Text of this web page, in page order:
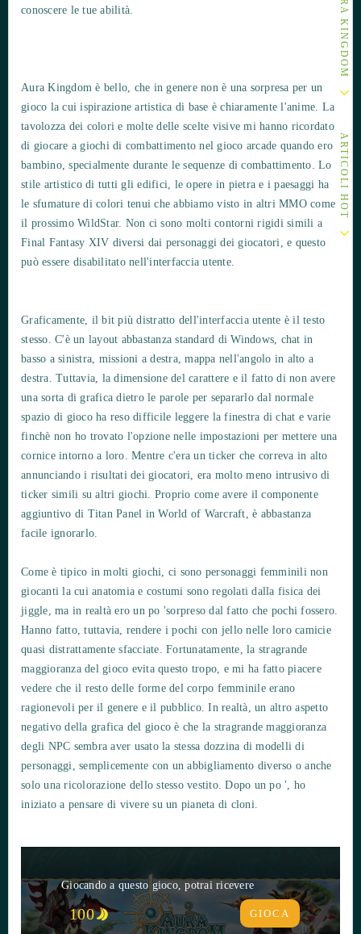
ARTICOLI HOT
conoscere le tue abilità.
Aura Kingdom è bello, che in genere non è una sorpresa per un
gioco la cui ispirazione artistica di base è chiaramente l'anime. La
tavolozza dei colori e molte delle scelte visive mi hanno ricordato
di giocare a giochi di combattimento nel gioco arcade quando ero
bambino, specialmente durante le sequenze di combattimento. Lo
stile artistico di tutti gli edifici, le opere in pietra e i paesaggi ha
le sfumature di colori tenui che abbiamo visto in altri MMO come
il prossimo WildStar. Non ci sono molti contorni rigidi simili a
Final Fantasy XIV diversi dai personaggi dei giocatori, e questo
può essere disabilitato nell'interfaccia utente.
Graficamente, il bit più distratto dell'interfaccia utente è il testo
stesso. C'è un layout abbastanza standard di Windows, chat in
basso a sinistra, missioni a destra, mappa nell'angolo in alto a
destra. Tuttavia, la dimensione del carattere e il fatto di non avere
una sorta di grafica dietro le parole per separarlo dal normale
spazio di gioco ha reso difficile leggere la finestra di chat e varie
finchè non ho trovato l'opzione nelle impostazioni per mettere una
cornice intorno a loro. Mentre c'era un ticker che correva in alto
annunciando i risultati dei giocatori, era molto meno intrusivo di
ticker simili su altri giochi. Proprio come avere il componente
aggiuntivo di Titan Panel in World of Warcraft, è abbastanza
facile ignorarlo.
Come è tipico in molti giochi, ci sono personaggi femminili non
giocanti la cui anatomia e costumi sono regolati dalla fisica dei
jiggle, ma in realtà ero un po 'sorpreso dal fatto che pochi fossero.
Hanno fatto, tuttavia, rendere i pochi con jello nelle loro camicie
quasi distrattamente sfacciate. Fortunatamente, la stragrande
maggioranza del gioco evita questo tropo, e mi ha fatto piacere
vedere che il resto delle forme del corpo femminile erano
ragionevoli per il genere e il pubblico. In realtà, un altro aspetto
negativo della grafica del gioco è che la stragrande maggioranza
degli NPC sembra aver usato la stessa dozzina di modelli di
personaggi, semplicemente con un abbigliamento diverso o anche
solo una ricolorazione dello stesso vestito. Dopo un po ', ho
iniziato a pensare di vivere su un pianeta di cloni.
Giocando a questo gioco, potrai ricevere
100 GIOCA